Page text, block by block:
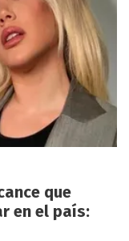
que
en el país: